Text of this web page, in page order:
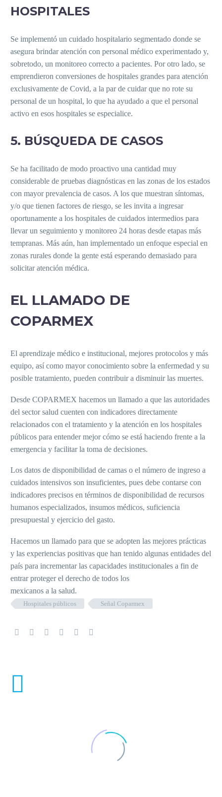
HOSPITALES
Se implementó un cuidado hospitalario segmentado donde se
asegura brindar atención con personal médico experimentado y,
sobretodo, un monitoreo correcto a pacientes. Por otro lado, se
emprendieron conversiones de hospitales grandes para atención
exclusivamente de Covid, a la par de cuidar que no rote su
personal de un hospital, lo que ha ayudado a que el personal
activo en esos hospitales se especialice.
5. BÚSQUEDA DE CASOS
Se ha facilitado de modo proactivo una cantidad muy
considerable de pruebas diagnósticas en las zonas de los estados
con mayor prevalencia de casos. A los que muestran síntomas,
y/o que tienen factores de riesgo, se les invita a ingresar
oportunamente a los hospitales de cuidados intermedios para
llevar un seguimiento y monitoreo 24 horas desde etapas más
tempranas. Más aún, han implementado un enfoque especial en
zonas rurales donde la gente está esperando demasiado para
solicitar atención médica.
EL LLAMADO DE
COPARMEX
El aprendizaje médico e institucional, mejores protocolos y más
equipo, así como mayor conocimiento sobre la enfermedad y su
posible tratamiento, pueden contribuir a disminuir las muertes.
Desde COPARMEX hacemos un llamado a que las autoridades
del sector salud cuenten con indicadores directamente
relacionados con el tratamiento y la atención en los hospitales
públicos para entender mejor cómo se está haciendo frente a la
emergencia y facilitar la toma de decisiones.
Los datos de disponibilidad de camas o el número de ingreso a
cuidados intensivos son insuficientes, pues debe contarse con
indicadores precisos en términos de disponibilidad de recursos
humanos especializados, insumos médicos, suficiencia
presupuestal y ejercicio del gasto.
Hacemos un llamado para que se adopten las mejores prácticas
y las experiencias positivas que han tenido algunas entidades del
país para incrementar las capacidades institucionales a fin de
entrar proteger el derecho de todos los
mexicanos a la salud.
Hospitales públicos Señal Coparmex